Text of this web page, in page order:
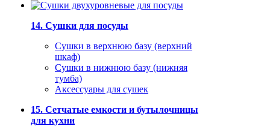
14. Сушки для посуды
Сушки в верхнюю базу (верхний
шкаф)
Сушки в нижнюю базу (нижняя
тумба)
Аксессуары для сушек
15. Сетчатые емкости и бутылочницы
для кухни